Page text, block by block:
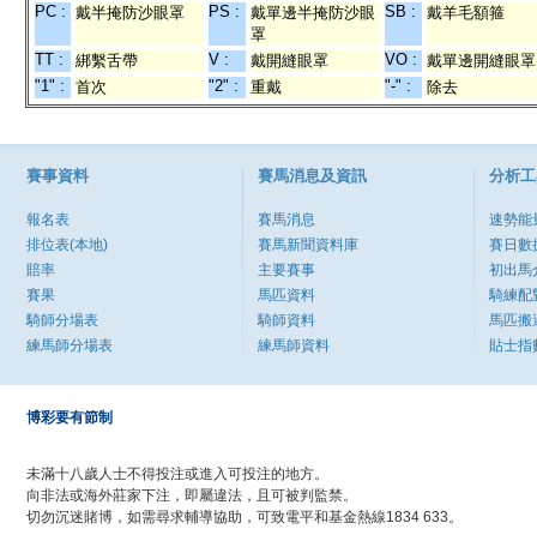
PC : 戴半掩防沙眼罩 PS :
戴單邊半掩防沙眼
罩
SB : 戴羊毛額箍
TT : 綁繫舌帶 V : 戴開縫眼罩 VO : 戴單邊開縫眼罩
"1" :
首次 "2" : 重戴 "-" : 除去
賽事資料
報名表
排位表(本地)
賠率
賽果
騎師分場表
練馬師分場表
賽馬消息及資訊
賽馬消息
賽馬新聞資料庫
主要賽事
馬匹資料
騎師資料
練馬師資料
分析
速勢能
賽日數
初出馬
騎練配
馬匹搬
貼士指
博彩要有節制
未滿十八歲人士不得投注或進入可投注的地方。
向非法或海外莊家下注，即屬違法，且可被判監禁。
切勿沉迷賭博，如需尋求輔導協助，可致電平和基金熱線1834 633。